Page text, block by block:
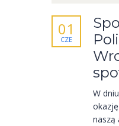
01
CZE
W
naszą